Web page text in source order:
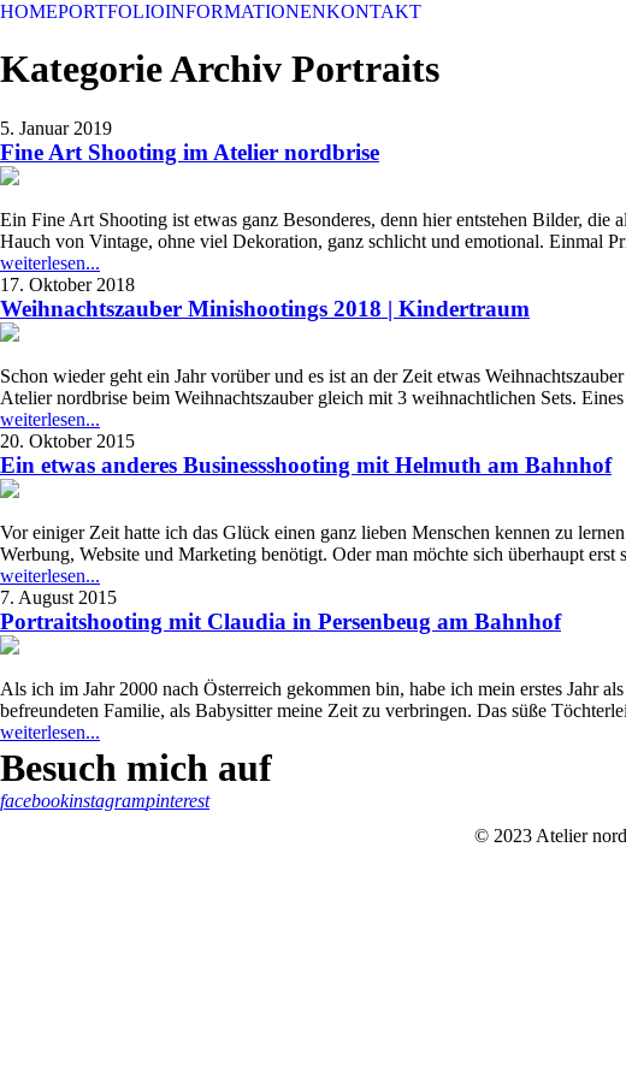
HOMEPORTFOLIOINFORMATIONENKONTAKT
Kategorie Archiv Portraits
5. Januar 2019
Fine Art Shooting im Atelier nordbrise
Ein Fine Art Shooting ist etwas ganz Besonderes, denn hier entstehen Bilder,
Hauch von Vintage, ohne viel Dekoration, ganz schlicht und emotional. Einmal
weiterlesen...
17. Oktober 2018
Weihnachtszauber Minishootings 2018 | Kindertraum
Schon wieder geht ein Jahr vorüber und es ist an der Zeit etwas
Atelier nordbrise beim Weihnachtszauber gleich mit 3 weihnachtlichen Sets.
weiterlesen...
20. Oktober 2015
Ein etwas anderes Businessshooting mit Helmuth am Bahnhof
Vor einiger Zeit hatte ich das Glück einen ganz lieben Menschen kennen zu
Werbung, Website und Marketing benötigt. Oder man möchte sich überhaupt
weiterlesen...
7. August 2015
Portraitshooting mit Claudia in Persenbeug am Bahnhof
Als ich im Jahr 2000 nach Österreich gekommen bin, habe ich mein erstes Jahr
befreundeten Familie, als Babysitter meine Zeit zu verbringen. Das süße
weiterlesen...
Besuch mich auf
facebookinstagrampinterest
© 2023 Atelier